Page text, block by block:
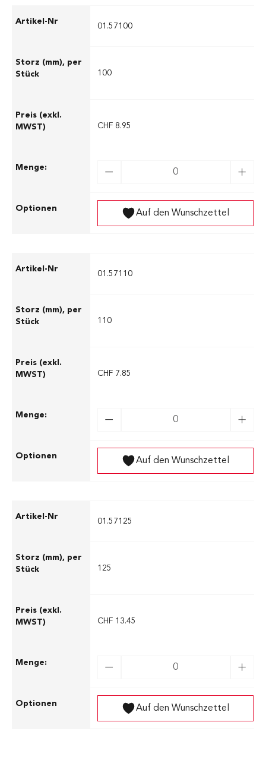
01.57100
100
CHF 8.95
Auf den Wunschzettel
01.57110
110
CHF 7.85
Auf den Wunschzettel
01.57125
125
CHF 13.45
Auf den Wunschzettel